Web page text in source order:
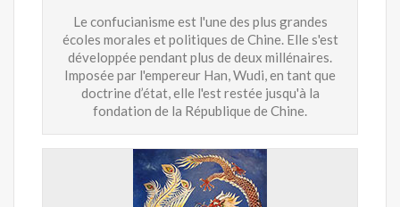
Le confucianisme est l'une des plus grandes
écoles morales et politiques de Chine. Elle s'est
développée pendant plus de deux millénaires.
Imposée par l'empereur Han, Wudi, en tant que
doctrine d’état, elle l'est restée jusqu'à la
fondation de la République de Chine.